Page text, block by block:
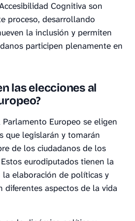
Cognitiva son
proceso, desarrollando
la inclusión y permiten
participen plenamente en
las elecciones al
Europeo se eligen
que legislarán y tomarán
de los ciudadanos de los
eurodiputados tienen la
elaboración de políticas y
diferentes aspectos de la vida